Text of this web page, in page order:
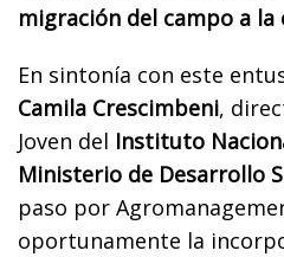
migración del campo a la
En sintonía con este
Camila Crescimbeni,
Joven del Instituto
Ministerio de Desarrollo
paso por
oportunamente la